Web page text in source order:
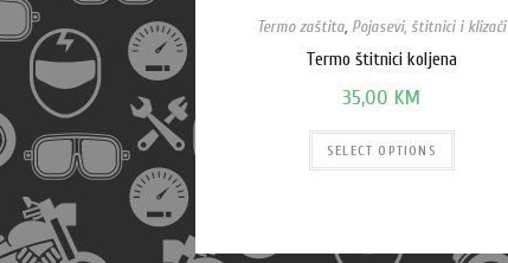
Termo zaštita, Pojasevi, štitnici i klizači
Termo štitnici koljena
35,00 KM
SELECT OPTIONS